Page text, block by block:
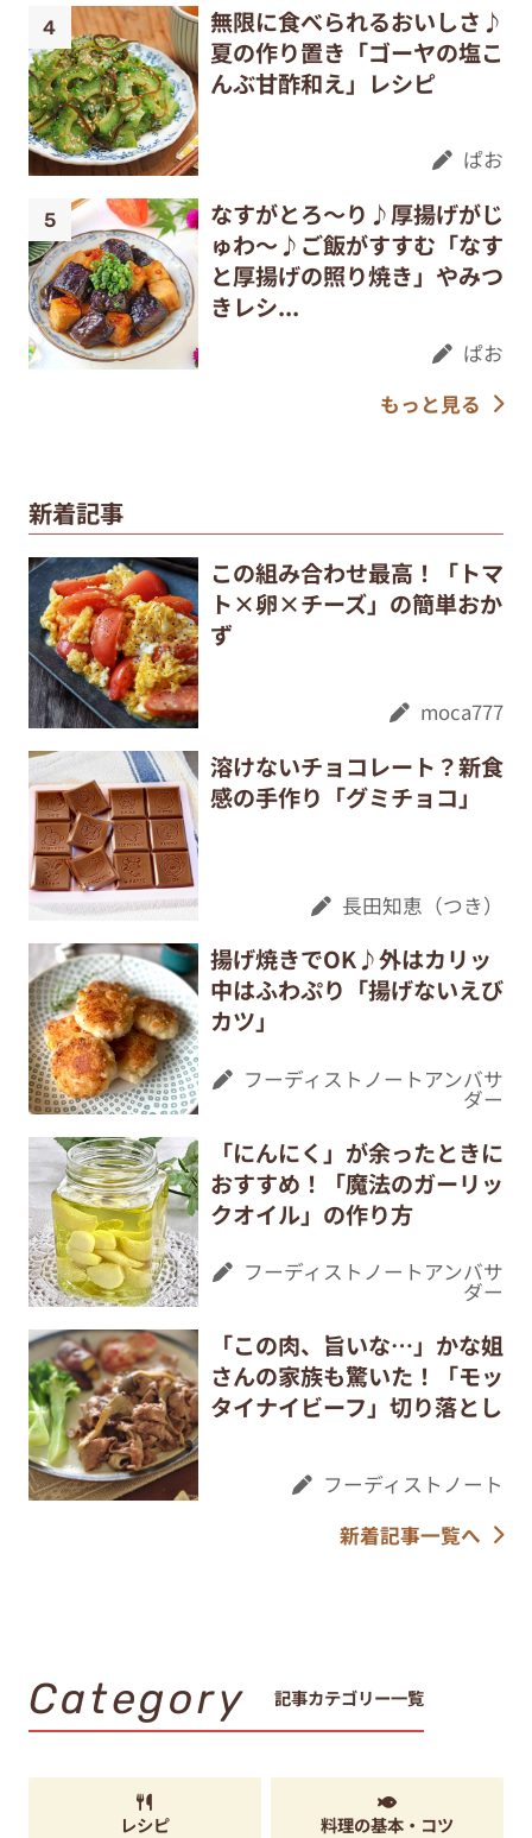
無限に食べられるおいしさ♪
夏の作り置き「ゴーヤの塩こ
んぶ甘酢和え」レシピ
ぱお
なすがとろ～り♪厚揚げがじ
ゅわ～♪ご飯がすすむ「なす
と厚揚げの照り焼き」やみつ
きレシ...
ぱお
もっと見る
新着記事
この組み合わせ最高！「トマ
ト×卵×チーズ」の簡単おか
ず
moca777
溶けないチョコレート？新食
感の手作り「グミチョコ」
長田知恵（つき）
揚げ焼きでOK♪外はカリッ
中はふわぷり「揚げないえび
カツ」
フーディストノートアンバサ
ダー
「にんにく」が余ったときに
おすすめ！「魔法のガーリッ
クオイル」の作り方
フーディストノートアンバサ
ダー
「この肉、旨いな…」かな姐
さんの家族も驚いた！「モッ
タイナイビーフ」切り落とし
フーディストノート
新着記事一覧へ
Category 記事カテゴリー一覧
レシピ 料理の基本・コツ